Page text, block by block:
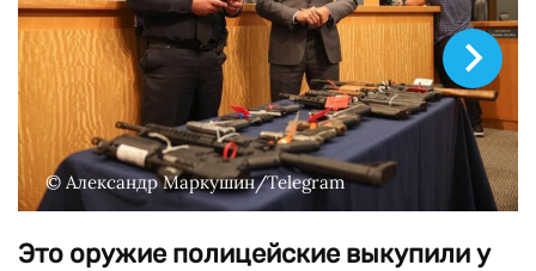
© Александр Маркушин/Telegram
Это оружие полицейские выкупили у